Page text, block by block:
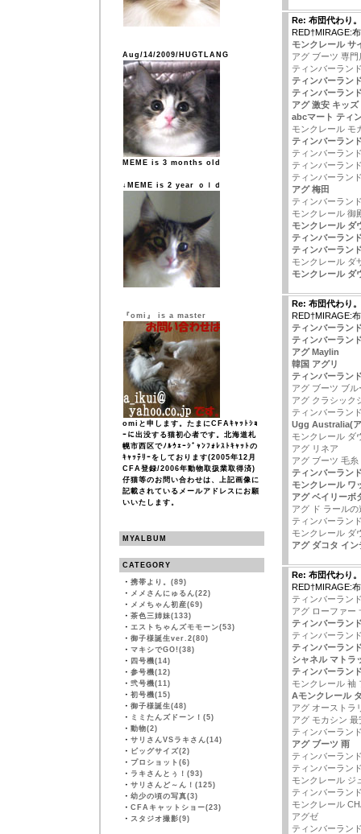
Aug/14/2009/HUGTLANG
MEME is 3 months old
↓MEME is 2 year ｏｌｄ
『omi』 is a master
omiと申します。たまにCFAｷｬｯﾄｼｮ
ｰに出没する猫初心者です。北海道札
幌市西区でﾉﾙｳｪｰｼﾞｬﾝﾌｫﾚｽﾄｷｬｯﾄの
ｷｬｯﾃﾘｰをしております(2005年12月
CFA登録/2006年動物取扱業取得済)
仔猫等のお問い合わせは、上記画像に
記載されているメールアドレスにお願
いいたします。
MYALBUM
CATEGORY
・携帯より。(89)
・ メメさんにゅるん(22)
・ メメちゃん初産(69)
・茶色三姉妹(133)
・エストちゃんズモモーン(53)
・御子様誕生ver.2(80)
・マキシでGO!(38)
・ 四号機(14)
・参号機(12)
・弐号機(11)
・初号機(15)
・御子様誕生(48)
・ ミミたんズドーン！(5)
・動物(2)
・サリさんVSラキさん(14)
・ ビッグサイズ(2)
・プロショット(6)
・ ラキさんとぅ！(93)
・サリさんど～ん！(125)
・幼少の頃の写真(3)
・CFAキャットショー(23)
・スタジオ撮影(9)
Re: 布団代わり。
RED†MIRAGE:
モンクレール サ
アグ ブーツ 専門
ティンバーラン
ティンバーラン
ティンバーラン
アグ 激安 キッズ
abcマート ティ
モンクレール モ
ティンバーラン
ティンバーラン
ティンバーラン
ティンバーラン
アグ 梅田
ティンバーラン
モンクレール 御
モンクレール ダ
ティンバーラン
ティンバーラン
モンクレール ダ
モンクレール ダ
Re: 布団代わり。
RED†MIRAGE:
ティンバーラン
ティンバーラン
アグ Maylin
韓国 アグリ
ティンバーラン
アグ ブーツ ブル
アグ クラシック
ティンバーラン
Ugg Australia(
モンクレール ダ
アグ リネア
アグ ブーツ 毛糸
ティンバーラン
モンクレール ワ
アグ ベイリーボ
アグ ド ラールの
ティンバーラン
モンクレール ダ
アグ ダコタ イン
Re: 布団代わり。
RED†MIRAGE:
ティンバーラン
アグ ローファー
ティンバーラン
ティンバーラン
ティンバーラン
シャネル マトラ
ティンバーラン
モンクレール 袖
Aモンクレール
アグ オーストラ
アグ モカシン 最
ティンバーラン
アグ ブーツ 雨
ティンバーラン
ティンバーラン
モンクレール ジ
ティンバーラン
モンクレール
アグゼ
ティンバーラン